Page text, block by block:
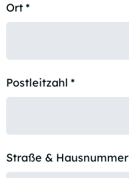
Ort*
Postleitzahl *
Straße & Hausnummer